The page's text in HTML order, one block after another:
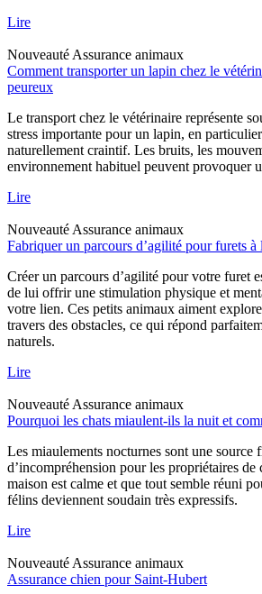
Lire
Nouveauté Assurance animaux
Comment transporter un lapin chez le
peureux
Le transport chez le vétérinaire représente
stress importante pour un lapin, en
naturellement craintif. Les bruits, les
environnement habituel peuvent provoquer
Lire
Nouveauté Assurance animaux
Fabriquer un parcours d’agilité pour furets à
Créer un parcours d’agilité pour votre furet
de lui offrir une stimulation physique et
votre lien. Ces petits animaux aiment
travers des obstacles, ce qui répond
naturels.
Lire
Nouveauté Assurance animaux
Pourquoi les chats miaulent-ils la nuit et
Les miaulements nocturnes sont une source
d’incompréhension pour les propriétaires de
maison est calme et que tout semble réuni
félins deviennent soudain très expressifs.
Lire
Nouveauté Assurance animaux
Assurance chien pour Saint-Hubert